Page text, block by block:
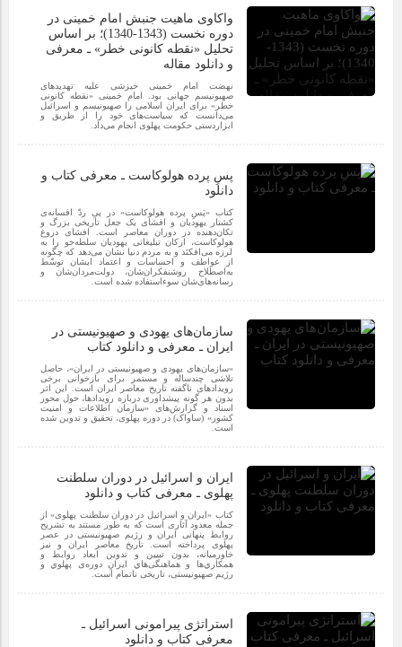
واکاوی ماهیت جنبش امام خمینی در
دوره نخست (1343-1340)؛ بر اساس
تحلیل «نقطه کانونی خطر» ـ معرفی
و دانلود مقاله
نهضت امام خمینی خیزشی علیه تهدیدهای
صهیونیسم جهانی بود. امام خمینی «نقطه کانونی
خطر» برای ایران اسلامی را صهیونیسم و اسرائیل
می‌دانست که سیاست‌های خود را از طریق و
ابزاردستی حکومت پهلوی انجام می‌داد.
پسِ پرده هولوکاست ـ معرفی کتاب و
دانلود
کتاب «پَسِ پرده هولوکاست» در پیِ ردّ افسانه‌ی
کشتار یهودیان و افشای یک جعل تاریخی بزرگ و
تکان‌دهنده در دوران معاصر است. افشای دروغ
هولوکاست، ارکان تبلیغاتی یهودیان سلطه‌جو را به
لرزه می‌افکنَد و به مردم دنیا نشان می‌دهد که چگونه
از عواطف و احساسات و اعتماد ایشان توسّط
به‌اصطلاح روشنفکران‌شان، دولت‌مردان‌شان و
رسانه‌های‌شان سوءاستفاده شده است.
سازمان‌های یهودی و صهیونیستی در
ایران ـ معرفی و دانلود کتاب
«سازمان‌های یهودی و صهیونیستی در ایران»، حاصل
تلاشی چندساله و مستمر برای بازخوانی برخی
رویدادهای ناگفته تاریخ معاصر ایران است. این اثر
بدون هر گونه پیشداوری درباره رویدادها، حول محور
اسناد و گزارش‌های «سازمان اطلاعات و امنیت
کشور» (ساواک) در دوره پهلوی، تحقیق و تدوین شده
است.
ایران و اسرائیل در دوران سلطنت
پهلوی ـ معرفی کتاب و دانلود
کتاب «ایران و اسرائیل در دوران سلطنت پهلوی» از
جمله معدود آثاری است که به طور مستند به تشریح
روابط پنهانی ایران و رژیم صهیونیستی در عصر
پهلوی پرداخته است. تاریخ معاصر ایران و نیز
خاورمیانه، بدون تبیین و تدوین ابعاد روابط و
همکاري‌ها و هماهنگی‌هاي ایرانِ دوره‌ی پهلوي و
رژیم صهیونیستی، تاریخی ناتمام است.
استراتژی پیرامونی اسرائیل ـ
معرفی کتاب و دانلود